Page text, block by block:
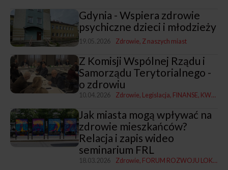
Gdynia - Wspiera zdrowie
psychiczne dzieci i młodzieży
19.05.2026 Zdrowie Z naszych miast
Z Komisji Wspólnej Rządu i
Samorządu Terytorialnego -
o zdrowiu
10.04.2026 Zdrowie Legislacja FINANSE KWRiST
Jak miasta mogą wpływać na
zdrowie mieszkańców?
Relacja i zapis wideo
seminarium FRL
18.03.2026 Zdrowie FORUM ROZWOJU LOKALNEGO